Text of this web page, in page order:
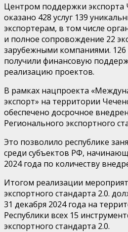
Центром поддержки экспорта
оказано 428 услуг 139
экспортерам, в том числе
и полное сопровождение 22
зарубежными компаниями.
получили финансовую
реализацию проектов.
В рамках нацпроекта
экспорт» на территории
обеспечено досрочное
Регионального экспортного
Это позволило республике
среди субъектов РФ,
2024 года по количеству
Итогом реализации
экспортного стандарта 2.0.
31 декабря 2024 года на
Республики всех 15
экспортного стандарта 2.0.